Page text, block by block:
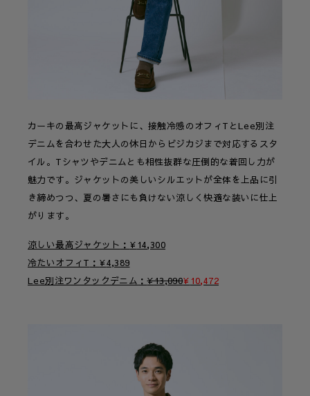
カーキの最高ジャケットに、接触冷感のオフィTとLee別注
デニムを合わせた大人の休日からビジカジまで対応するスタ
イル。Tシャツやデニムとも相性抜群な圧倒的な着回し力が
魅力です。ジャケットの美しいシルエットが全体を上品に引
き締めつつ、夏の暑さにも負けない涼しく快適な装いに仕上
がります。
涼しい最高ジャケット ¥14,300
冷たいオフィT
¥4,389
Lee別注ワンタックデニム
¥13,090¥10,472